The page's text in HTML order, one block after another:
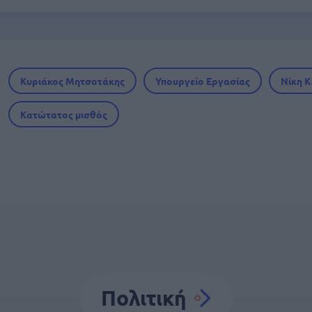
Κυριάκος Μητσοτάκης Υπουργείο Εργασίας Νίκη
Κατώτατος μισθός
Πολιτική